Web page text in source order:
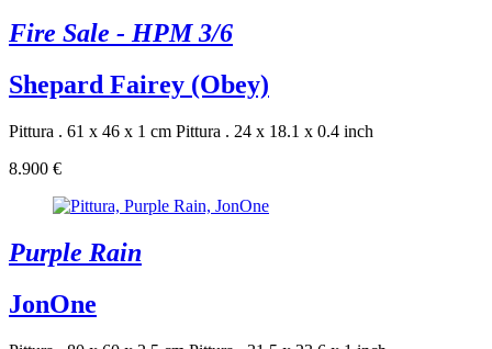
Fire Sale - HPM 3/6
Shepard Fairey (Obey)
Pittura . 61 x 46 x 1 cm Pittura . 24 x 18.1 x 0.4 inch
8.900 €
Purple Rain
JonOne